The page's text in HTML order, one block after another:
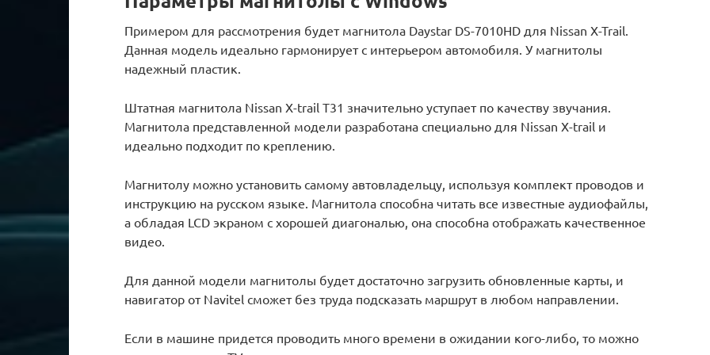
Примером для рассмотрения будет магнитола Daystar DS-7010HD для Nissan X-Trail.
Данная модель идеально гармонирует с интерьером автомобиля. У магнитолы
надежный пластик.
Штатная магнитола Nissan X-trail T31 значительно уступает по качеству звучания.
Магнитола представленной модели разработана специально для Nissan X-trail и
идеально подходит по креплению.
Магнитолу можно установить самому автовладельцу, используя комплект проводов и
инструкцию на русском языке. Магнитола способна читать все известные аудиофайлы,
а обладая LCD экраном с хорошей диагональю, она способна отображать качественное
видео.
Для данной модели магнитолы будет достаточно загрузить обновленные карты, и
навигатор от Navitel сможет без труда подсказать маршрут в любом направлении.
Если в машине придется проводить много времени в ожидании кого-либо, то можно